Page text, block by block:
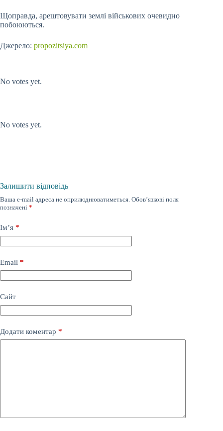
Щоправда, арештовувати землі військових очевидно
побоюються.
Джерело: propozitsiya.com
No votes yet.
No votes yet.
Залишити відповідь
Ваша e-mail адреса не оприлюднюватиметься. Обов’язкові поля
позначені *
Ім’я *
Email *
Сайт
Додати коментар *